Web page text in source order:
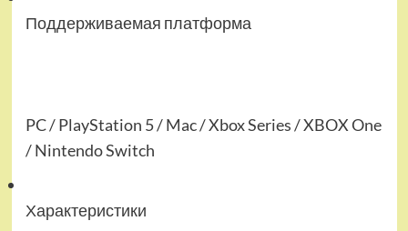
Поддерживаемая платформа
PC / PlayStation 5 / Mac / Xbox Series / XBOX One
/ Nintendo Switch
Характеристики